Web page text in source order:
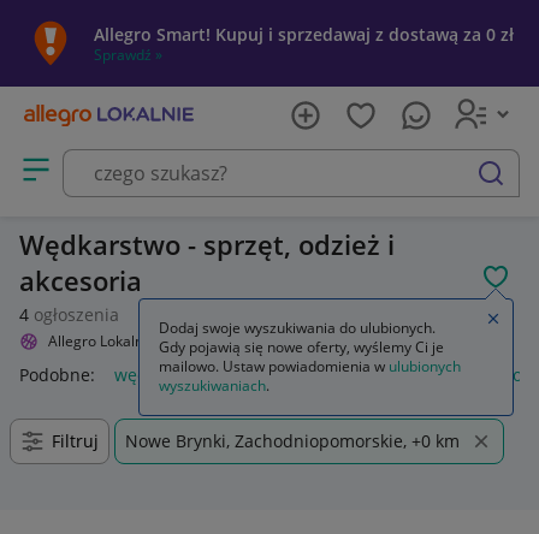
Allegro Smart! Kupuj i sprzedawaj z dostawą za 0 zł
Sprawdź »
Otwórz menu z kategoriami
szukaj
Wędkarstwo - sprzęt, odzież i
akcesoria
4 ogłoszenia
Allegro Lokalnie Sport i turystyka Wędkarstwo
Podobne: wędkarstwo wędkarstwo akcesoria wędkarstwo
Filtruj Nowe Brynki, Zachodniopomorskie, +0 km
Dodaj swoje wyszukiwania do ulubionych.
Gdy pojawią się nowe oferty, wyślemy Ci je
mailowo. Ustaw powiadomienia w ulubionych
wyszukiwaniach.